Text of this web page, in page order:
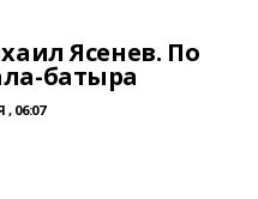
Ясенев. По
батыра
06:07